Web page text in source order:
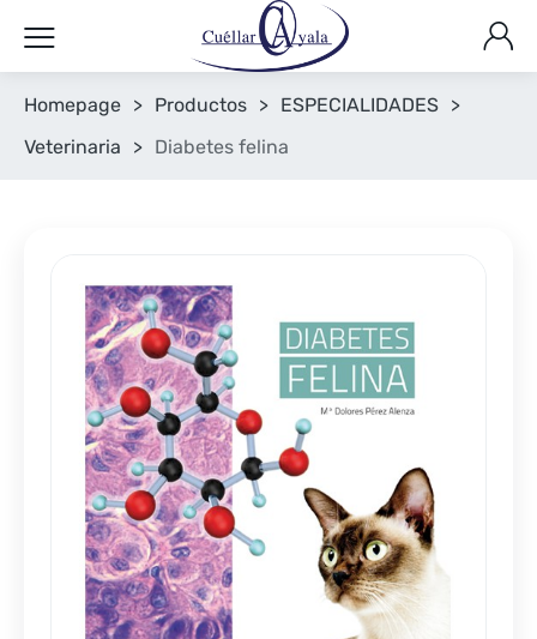
Homepage > Productos > ESPECIALIDADES >
Veterinaria
> Diabetes felina